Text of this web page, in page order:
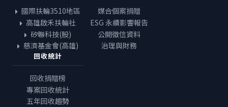
國際扶輪3510地區
高雄啟禾扶輪社
矽聯科技(股)
慈濟基金會(高雄)
媒合個案捐贈
ESG 永續影響報告
公開徵信資料
治理與財務
回收統計
回收捐贈榜
專案回收統計
五年回收趨勢